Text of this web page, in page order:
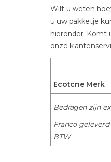
Wilt u weten
u uw pakketje
hieronder. Komt
onze
Ecotone Merk
Bedragen zijn
Franco
BTW